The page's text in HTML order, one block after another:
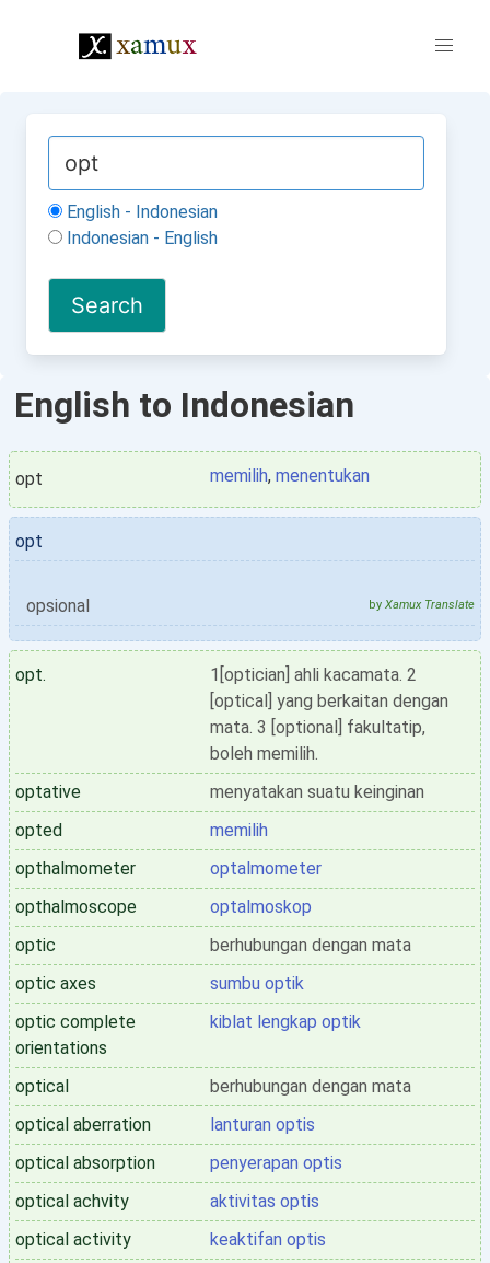
English - Indonesian
Indonesian - English
English to Indonesian
opt memilih, menentukan
opt
opsional by Xamux Translate
opt.
1[optician] ahli kacamata. 2
[optical] yang berkaitan dengan
mata. 3 [optional] fakultatip,
boleh memilih.
optative
menyatakan suatu keinginan
opted
memilih
opthalmometer
optalmometer
opthalmoscope
optalmoskop
optic
berhubungan dengan mata
optic axes
sumbu optik
optic complete
orientations
kiblat lengkap optik
optical
berhubungan dengan mata
optical aberration
lanturan optis
optical absorption
penyerapan optis
optical achvity
aktivitas optis
optical activity
keaktifan optis